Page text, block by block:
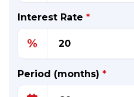
Interest Rate *
%
Period (months) *